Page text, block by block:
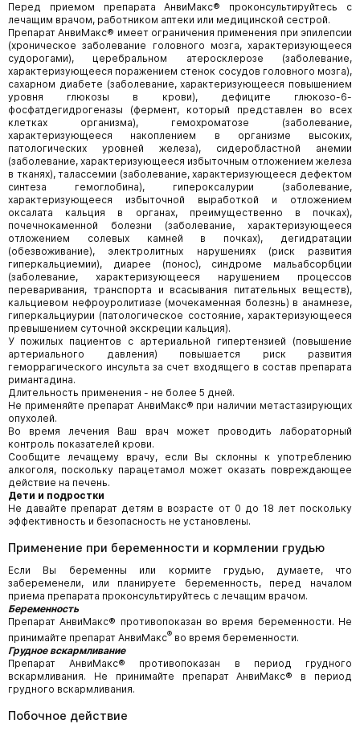
Перед приемом препарата АнвиМакс® проконсультируйтесь с
лечащим врачом, работником аптеки или медицинской сестрой.
Препарат АнвиМакс® имеет ограничения применения при эпилепсии
(хроническое заболевание головного мозга, характеризующееся
судорогами), церебральном атеросклерозе (заболевание,
характеризующееся поражением стенок сосудов головного мозга),
сахарном диабете (заболевание, характеризующееся повышением
уровня глюкозы в крови), дефиците глюкозо-6-
фосфатдегидрогеназы (фермент, который представлен во всех
клетках организма), гемохроматозе (заболевание,
характеризующееся накоплением в организме высоких,
патологических уровней железа), сидеробластной анемии
(заболевание, характеризующееся избыточным отложением железа
в тканях), талассемии (заболевание, характеризующееся дефектом
синтеза гемоглобина), гипероксалурии (заболевание,
характеризующееся избыточной выработкой и отложением
оксалата кальция в органах, преимущественно в почках),
почечнокаменной болезни (заболевание, характеризующееся
отложением солевых камней в почках), дегидратации
(обезвоживание), электролитных нарушениях (риск развития
гиперкальциемии), диарее (понос), синдроме мальабсорбции
(заболевание, характеризующееся нарушением процессов
переваривания, транспорта и всасывания питательных веществ),
кальциевом нефроуролитиазе (мочекаменная болезнь) в анамнезе,
гиперкальциурии (патологическое состояние, характеризующееся
превышением суточной экскреции кальция).
У пожилых пациентов с артериальной гипертензией (повышение
артериального давления) повышается риск развития
геморрагического инсульта за счет входящего в состав препарата
римантадина.
Длительность применения - не более 5 дней.
Не применяйте препарат АнвиМакс® при наличии метастазирующих
опухолей.
Во время лечения Ваш врач может проводить лабораторный
контроль показателей крови.
Сообщите лечащему врачу, если Вы склонны к употреблению
алкоголя, поскольку парацетамол может оказать повреждающее
действие на печень.
Дети и подростки
Не давайте препарат детям в возрасте от 0 до 18 лет поскольку
эффективность и безопасность не установлены.
Применение при беременности и кормлении грудью
Если Вы беременны или кормите грудью, думаете, что
забеременели, или планируете беременность, перед началом
приема препарата проконсультируйтесь с лечащим врачом.
Беременность
Препарат АнвиМакс® противопоказан во время беременности. Не
принимайте препарат АнвиМакс® во время беременности.
Грудное вскармливание
Препарат АнвиМакс® противопоказан в период грудного
вскармливания. Не принимайте препарат АнвиМакс® в период
грудного вскармливания.
Побочное действие